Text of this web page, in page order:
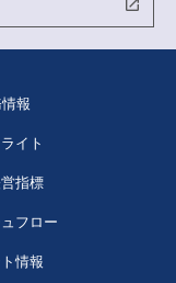
報
イト
指標
フロー
情報